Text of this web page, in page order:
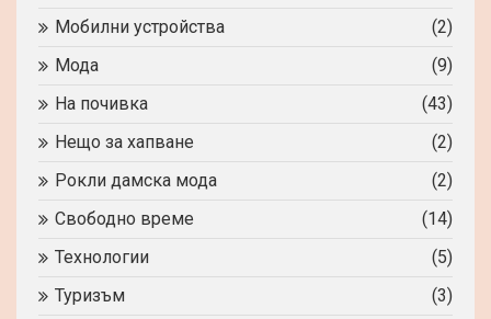
Мобилни устройства
(2)
Мода
(9)
На почивка
(43)
Нещо за хапване
(2)
Рокли дамска мода
(2)
Свободно време
(14)
Технологии
(5)
Туризъм
(3)